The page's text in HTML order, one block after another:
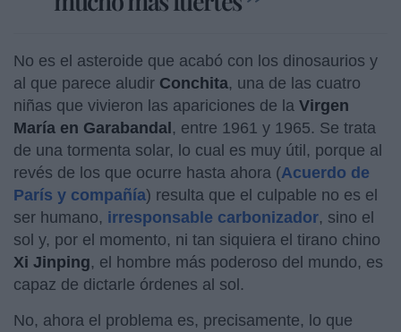
No es el asteroide que acabó con los dinosaurios y
al que parece aludir Conchita, una de las cuatro
niñas que vivieron las apariciones de la Virgen
María en Garabandal, entre 1961 y 1965. Se trata
de una tormenta solar, lo cual es muy útil, porque al
revés de los que ocurre hasta ahora (Acuerdo de
París y compañía) resulta que el culpable no es el
ser humano, irresponsable carbonizador, sino el
sol y, por el momento, ni tan siquiera el tirano chino
Xi Jinping, el hombre más poderoso del mundo, es
capaz de dictarle órdenes al sol.
No, ahora el problema es, precisamente, lo que